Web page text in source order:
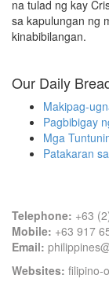
na tulad ng kay
sa kapulungan ng
kinabibilangan.
Our Daily
Makipag-
Pagbibigay
Mga
Patakaran
Telephone: +63
Mobile: +63 917
Email:
Websites: filipino-